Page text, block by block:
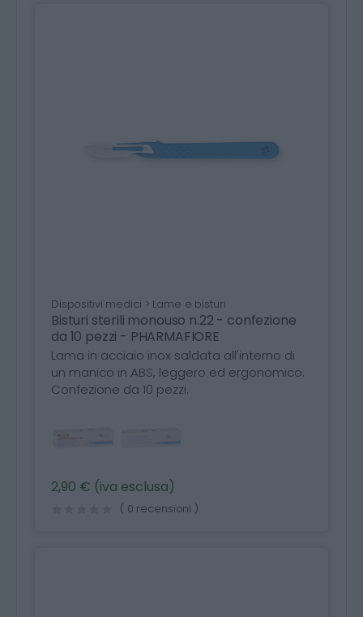
Dispositivi medici > Lame e bisturi
Bisturi sterili monouso n.22 - confezione
da 10 pezzi - PHARMAFIORE
Lama in acciaio inox saldata all'interno di
un manico in ABS, leggero ed ergonomico.
Confezione da 10 pezzi.
2,90 € (iva esclusa)
( 0 recensioni )